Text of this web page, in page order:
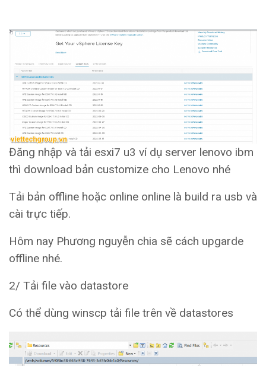
Đăng nhập và tải esxi7 u3 ví dụ server lenovo ibm
thì download bản customize cho Lenovo nhé
Tải bản offline hoặc online online là build ra usb và
cài trực tiếp.
Hôm nay Phương nguyễn chia sẽ cách upgarde
offline nhé.
2/ Tải file vào datastore
Có thể dùng winscp tải file trên về datastores